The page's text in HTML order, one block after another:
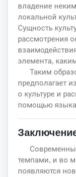
владение
локальной
Сущность
рассмотрения
элемента,
Таким
предполагает
о культуре и
помощью
темпами, и во
появляются